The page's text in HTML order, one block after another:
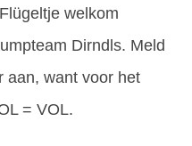
welkom
Dirndls. Meld
aan, want voor het
= VOL.